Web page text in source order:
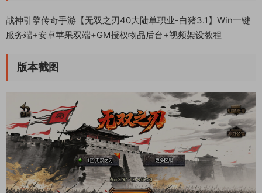
战神引擎传奇手游【无双之刃40大陆单职业-白猪3.1】Win一键
服务端+安卓苹果双端+GM授权物品后台+视频架设教程
版本截图